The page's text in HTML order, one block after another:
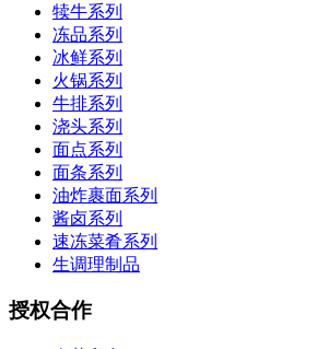
犊牛系列
冻品系列
冰鲜系列
火锅系列
牛排系列
浇头系列
面点系列
面条系列
油炸裹面系列
酱卤系列
速冻菜肴系列
生调理制品
授权合作